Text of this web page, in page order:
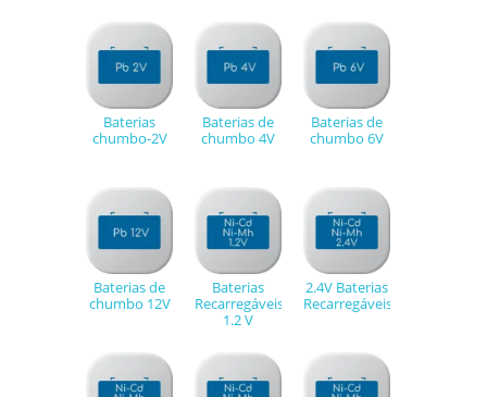
Baterias
chumbo-2V
Baterias de
chumbo 4V
Baterias de
chumbo 6V
Baterias de
chumbo 12V
Baterias
Recarregáveis
1.2 V
2.4V Baterias
Recarregáveis